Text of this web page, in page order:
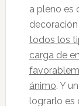
a pleno es
decoración
todos los
carga de
ánimo. Y
lograrlo es